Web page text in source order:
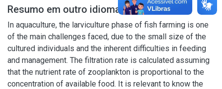
Resumo em outro idioma
In aquaculture, the larviculture phase of fish farming is one
of the main challenges faced, due to the small size of the
cultured individuals and the inherent difficulties in feeding
and management. The filtration rate is calculated assuming
that the nutrient rate of zooplankton is proportional to the
concentration of available food. It is relevant to know the